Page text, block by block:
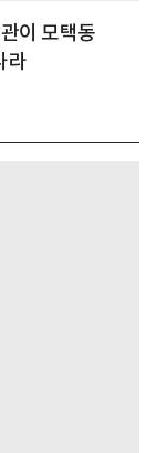
이 모택동
라